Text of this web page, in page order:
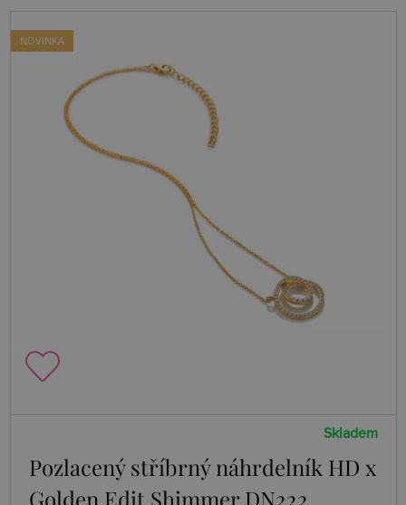
NOVINKA
Skladem
Pozlacený stříbrný náhrdelník HD x
Golden Edit Shimmer DN222